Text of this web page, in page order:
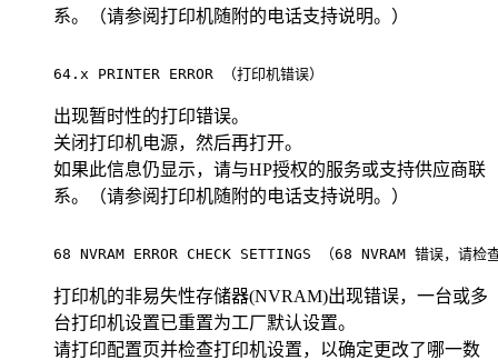
系。（请参阅打印机随附的电话支持说明。）
64.x PRINTER
出现暂时性的打印错误。
关闭打印机电源，然后再打开。
如果此信息仍显示，请与HP授权的服务或支持供应商联
系。（请参阅打印机随附的电话支持说明。）
68 NVRAM ERROR
打印机的非易失性存储器(NVRAM)出现错误，一台或多
台打印机设置已重置为工厂默认设置。
请打印配置页并检查打印机设置，以确定更改了哪一数